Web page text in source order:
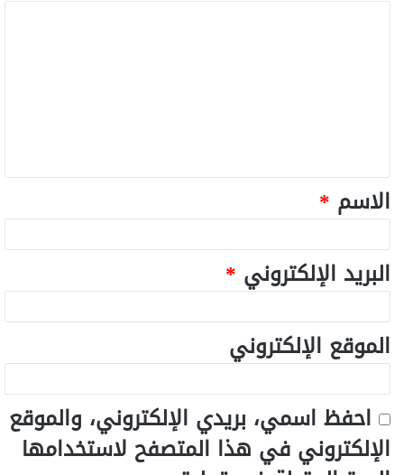
الاسم *
البريد الإلكتروني *
الموقع الإلكتروني
احفظ اسمي، بريدي الإلكتروني، والموقع
الإلكتروني في هذا المتصفح لاستخدامها